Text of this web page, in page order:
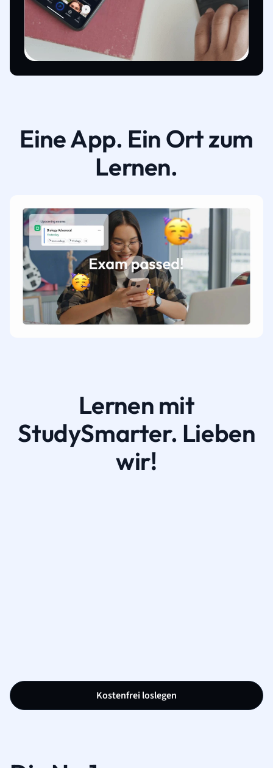
Eine App. Ein Ort zum
Lernen.
Lernen mit
StudySmarter. Lieben
wir!
Kostenfrei loslegen